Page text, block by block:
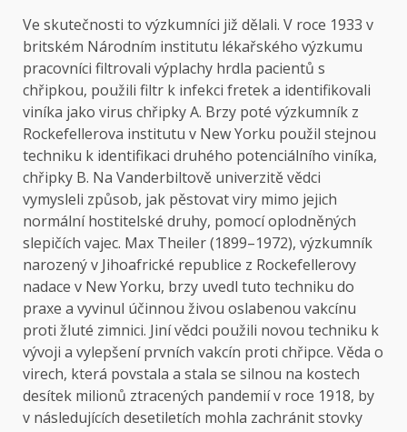
Ve skutečnosti to výzkumníci již dělali. V roce 1933 v
britském Národním institutu lékařského výzkumu
pracovníci filtrovali výplachy hrdla pacientů s
chřipkou, použili filtr k infekci fretek a identifikovali
viníka jako virus chřipky A. Brzy poté výzkumník z
Rockefellerova institutu v New Yorku použil stejnou
techniku ​​k identifikaci druhého potenciálního viníka,
chřipky B. Na Vanderbiltově univerzitě vědci
vymysleli způsob, jak pěstovat viry mimo jejich
normální hostitelské druhy, pomocí oplodněných
slepičích vajec. Max Theiler (1899–1972), výzkumník
narozený v Jihoafrické republice z Rockefellerovy
nadace v New Yorku, brzy uvedl tuto techniku ​​do
praxe a vyvinul účinnou živou oslabenou vakcínu
proti žluté zimnici. Jiní vědci použili novou techniku ​​k
vývoji a vylepšení prvních vakcín proti chřipce. Věda o
virech, která povstala a stala se silnou na kostech
desítek milionů ztracených pandemií v roce 1918, by
v následujících desetiletích mohla zachránit stovky